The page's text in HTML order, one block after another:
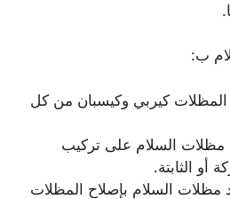
ب:
كيربي وكيسبان من كل
مظلات السلام على تركيب
أو الثابتة.
مظلات السلام بإصلاح المظلات